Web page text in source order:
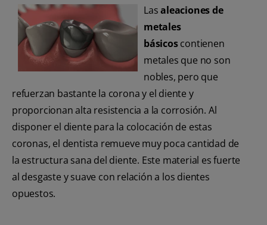
Lasaleaciones de
metales
básicoscontienen
metales que no son
nobles, pero que
refuerzan bastante la corona y el diente y
proporcionan alta resistencia a la corrosión. Al
disponer el diente para la colocación de estas
coronas, el dentista remueve muy poca cantidad de
la estructura sana del diente. Este material es fuerte
al desgaste y suave con relación a los dientes
opuestos.